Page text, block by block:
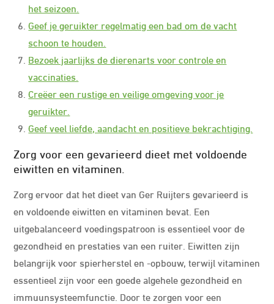
het seizoen.
Geef je geruikter regelmatig een bad om de vacht
schoon te houden.
Bezoek jaarlijks de dierenarts voor controle en
vaccinaties.
Creëer een rustige en veilige omgeving voor je
geruikter.
Geef veel liefde, aandacht en positieve bekrachtiging.
Zorg voor een gevarieerd dieet met voldoende
eiwitten en vitaminen.
Zorg ervoor dat het dieet van Ger Ruijters gevarieerd is
en voldoende eiwitten en vitaminen bevat. Een
uitgebalanceerd voedingspatroon is essentieel voor de
gezondheid en prestaties van een ruiter. Eiwitten zijn
belangrijk voor spierherstel en -opbouw, terwijl vitaminen
essentieel zijn voor een goede algehele gezondheid en
immuunsysteemfunctie. Door te zorgen voor een